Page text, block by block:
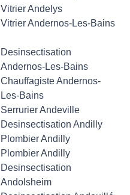
Vitrier Andelys
Vitrier Andernos-Les-Bains
Desinsectisation
Andernos-Les-Bains
Chauffagiste Andernos-
Les-Bains
Serrurier Andeville
Desinsectisation Andilly
Plombier Andilly
Plombier Andilly
Desinsectisation
Andolsheim